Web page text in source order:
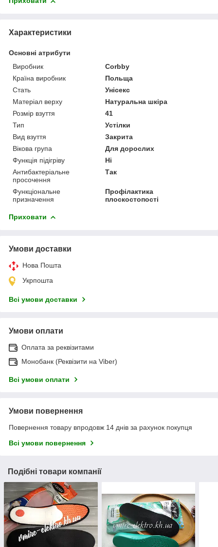
Характеристики
Основні атрибути
Виробник
Corbby
Країна виробник
Польща
Стать
Унісекс
Матеріал верху
Натуральна шкіра
Розмір взуття
41
Тип
Устілки
Вид взуття
Закрита
Вікова група
Для дорослих
Функція підігріву
Ні
Антибактеріальне
просочення
Так
Функціональне
призначення
Профілактика
плоскостопості
Приховати
Умови доставки
Нова Пошта
Укрпошта
Всі умови доставки
Умови оплати
Оплата за реквізитами
Монобанк (Реквізити на Viber)
Всі умови оплати
Умови повернення
Повернення товару впродовж 14 днів за рахунок покупця
Всі умови повернення
Подібні товари компанії